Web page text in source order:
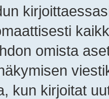
omista
kun kirjoitat